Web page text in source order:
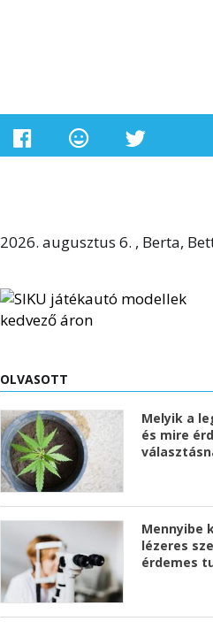
2026. augusztus 6. , Berta,
OLVASOTT
Melyik a
és mire
Mennyibe
lézeres
érdemes